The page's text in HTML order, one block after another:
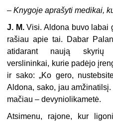
–Knygoje aprašyti medikai,
J. M.Visi. Aldona buvo labai
rašiau apie tai. Dabar
atidarant naują skyrių
verslininkai, kurie padėjo
ir sako: „Ko gero,
Aldona, sako, jau
mačiau – devyniolikametė.
Atsimenu, rajone, kur